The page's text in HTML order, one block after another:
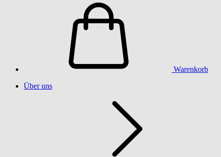
Warenkorb
Über uns